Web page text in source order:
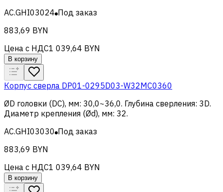
AC.GHI03024 Под заказ
883,69 BYN
Цена с НДС1 039,64 BYN
В корзину
Корпус сверла DP01-0295D03-W32MC0360
ØD головки (DC), мм: 30,0~36,0. Глубина сверления: 3D.
Диаметр крепления (Ød), мм: 32.
AC.GHI03030 Под заказ
883,69 BYN
Цена с НДС1 039,64 BYN
В корзину